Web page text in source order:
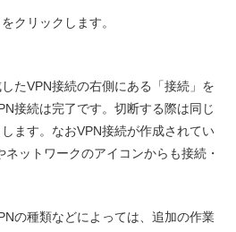
クリックします。
たVPN接続の右側にある「接続」を
接続は完了です。切断する際は同じ
ます。なおVPN接続が作成されてい
ットワークのアイコンからも接続・
の種類などによっては、追加の作業